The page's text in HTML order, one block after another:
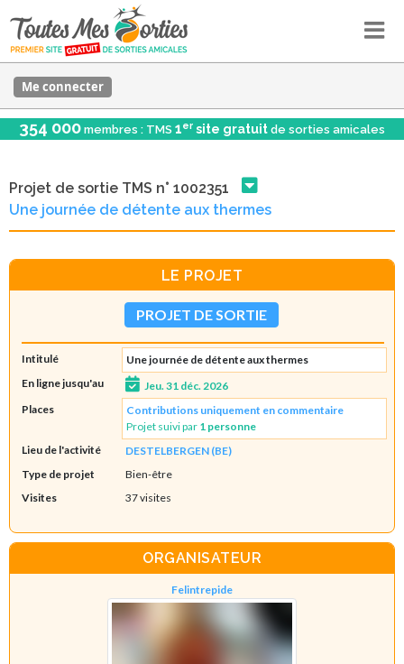
Me connecter
354 000 membres : TMS 1er site gratuit de sorties amicales
Projet de sortie TMS n° 1002351
Une journée de détente aux thermes
LE PROJET
PROJET DE SORTIE
Intitulé
Une journée de détente aux thermes
En ligne jusqu'au
Jeu. 31 déc. 2026
Places
Contributions uniquement en commentaire
Projet suivi par 1 personne
Lieu de l'activité
DESTELBERGEN (BE)
Type de projet
Bien-être
Visites
37 visites
ORGANISATEUR
Felintrepide